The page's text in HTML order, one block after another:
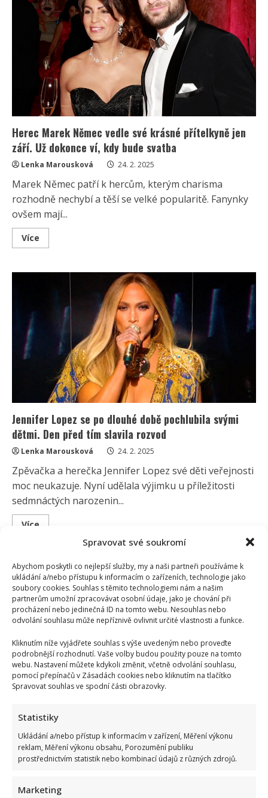
Spravovat své soukromí
Abychom poskytli co nejlepší služby, my a naši partneři používáme k
ukládání a/nebo přístupu k informacím o zařízeních, technologie jako
soubory cookies. Souhlas s těmito technologiemi nám a našim
partnerům umožní zpracovávat osobní údaje, jako je chování při
procházení nebo jedinečná ID na tomto webu. Nesouhlas nebo
odvolání souhlasu může nepříznivě ovlivnit určité vlastnosti a funkce.
Kliknutím níže vyjádřete souhlas s výše uvedeným nebo proveďte
podrobnější rozhodnutí. Vaše volby budou použity pouze na tomto
webu. Nastavení můžete kdykoli změnit, včetně odvolání souhlasu,
pomocí přepínačů v Zásadách cookies nebo kliknutím na tlačítko
Spravovat souhlas ve spodní části obrazovky.
Statistiky
Ukládání a/nebo přístup k informacím v zařízení, Měření výkonu
reklam, Měření výkonu obsahu, Porozumění publiku
prostřednictvím statistik nebo kombinací údajů z různých zdrojů.
Marketing
soudní
spor
a
naposledy
se
ženil
potají
Herec Marek Němec vedle své krásné přítelkyně jen
září. Už dokonce ví, kdy bude svatba
Lenka Marousková 24. 2. 2025
Marek Němec patří k hercům, kterým charisma
rozhodně nechybí a těší se velké popularitě. Fanynky
ovšem mají...
Více
more
Marek
krásné
přítelkyně
dokonce
bude
svatba
Jennifer Lopez se po dlouhé době pochlubila svými
dětmi. Den před tím slavila rozvod
Lenka Marousková 24. 2. 2025
Zpěvačka a herečka Jennifer Lopez své děti veřejnosti
moc neukazuje. Nyní udělala výjimku u příležitosti
sedmnáctých narozenin...
Více Read
se
po
dlouhé
době
pochlubila
svými
dětmi.
Den
tím
slavila
rozvod
Pohlreichovi museli hledat dlouhých 20 let
Zdeněk Pohlreich se se svou současnou manželkou
seznámil již v 90. letech, když působil v Austrálii. Pak...
VíceRead
more